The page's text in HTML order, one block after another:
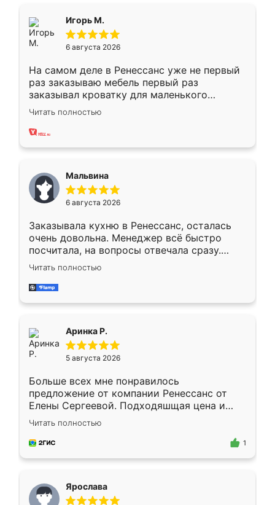
Игорь М.
6 августа 2026
На самом деле в Ренессанс уже не первый
раз заказываю мебель первый раз
заказывал кроватку для маленького
ребёнка при его рождении ,во второй раз
заказал шкаф-купе. По качеству очень
хорошее сборка достаточно быстрая,
меньше, здесь же он более разнообразный.
Мне нравится ,если что-то потребуется из
мебели буду заказывать только здесь.
Читать полностью
Мальвина
6 августа 2026
Заказывала кухню в Ренессанс, осталась
очень довольна. Менеджер всё быстро
посчитала, на вопросы отвечала сразу.
Замерщик приехал в субботу, подошёл к
делу со всей ответственностью. Собрали
за день, ребята работали аккуратно, даже
Читать полностью
Аринка Р.
5 августа 2026
Больше всех мне понравилось
предложение от компании Ренессанс от
Елены Сергеевой. Подходяшщая цена и
короткие сроки изготовления. Приехавший
для замера сотрудник Владислав
предложил по моему эскизу самый
Читать полностью
1
Ярослава